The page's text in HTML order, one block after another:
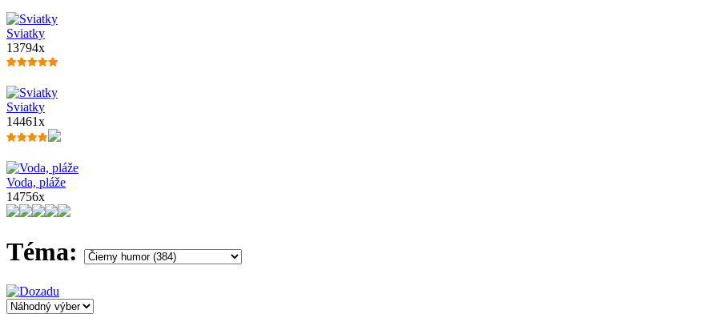
Sviatky
13794x
Sviatky
14461x
Voda, pláže
14756x
Téma: